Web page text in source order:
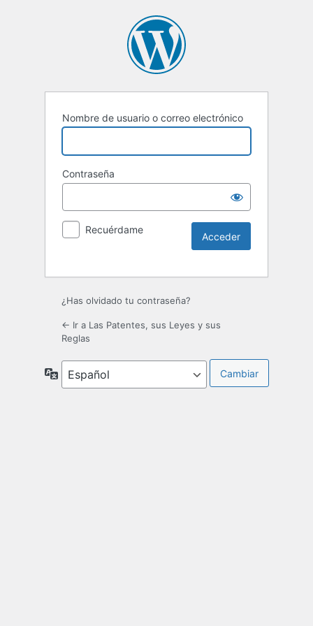
Nombre de usuario o correo electrónico
Contraseña
Recuérdame
¿Has olvidado tu contraseña?
← Ir a Las Patentes, sus Leyes y sus
Reglas
Idioma